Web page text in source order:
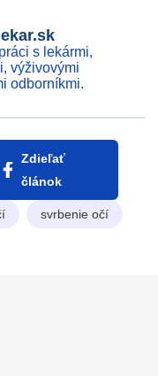
s lekármi,
výživovými
odborníkmi.
Zdieľať
článok
svrbenie očí